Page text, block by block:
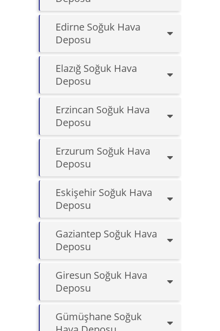
Edirne Soğuk Hava
Deposu
Elazığ Soğuk Hava
Deposu
Erzincan Soğuk Hava
Deposu
Erzurum Soğuk Hava
Deposu
Eskişehir Soğuk Hava
Deposu
Gaziantep Soğuk Hava
Deposu
Giresun Soğuk Hava
Deposu
Gümüşhane Soğuk